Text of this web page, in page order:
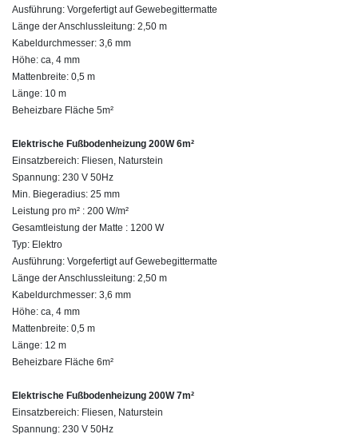
Ausführung: Vorgefertigt auf Gewebegittermatte
Länge der Anschlussleitung: 2,50 m
Kabeldurchmesser: 3,6 mm
Höhe: ca, 4 mm
Mattenbreite: 0,5 m
Länge: 10 m
Beheizbare Fläche 5m²
Elektrische Fußbodenheizung 200W 6m²
Einsatzbereich: Fliesen, Naturstein
Spannung: 230 V 50Hz
Min. Biegeradius: 25 mm
Leistung pro m² : 200 W/m²
Gesamtleistung der Matte : 1200 W
Typ: Elektro
Ausführung: Vorgefertigt auf Gewebegittermatte
Länge der Anschlussleitung: 2,50 m
Kabeldurchmesser: 3,6 mm
Höhe: ca, 4 mm
Mattenbreite: 0,5 m
Länge: 12 m
Beheizbare Fläche 6m²
Elektrische Fußbodenheizung 200W 7m²
Einsatzbereich: Fliesen, Naturstein
Spannung: 230 V 50Hz